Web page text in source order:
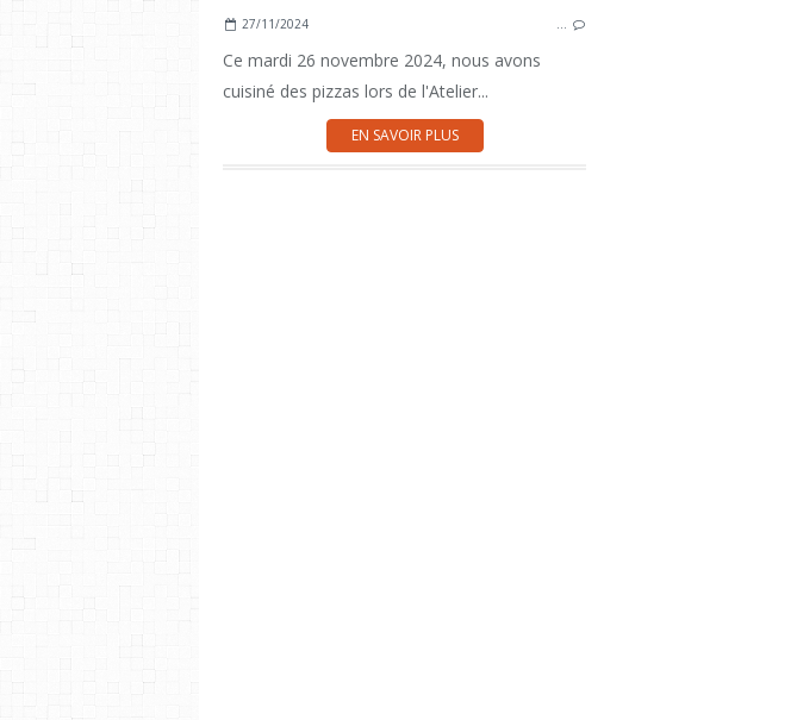
27/11/2024 …
Ce mardi 26 novembre 2024, nous avons
cuisiné des pizzas lors de l'Atelier...
EN SAVOIR PLUS